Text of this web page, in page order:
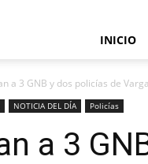
INICIO
a 3 GNB y dos policías de
NOTICIA DEL DÍA Policías
a 3